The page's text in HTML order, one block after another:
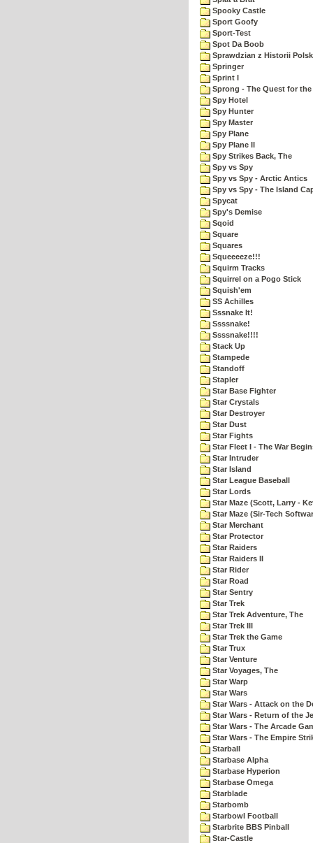
Spooky Castle
Sport Goofy
Sport-Test
Spot Da Boob
Sprawdzian z Historii
Springer
Sprint I
Sprong - The Quest for
Spy Hotel
Spy Hunter
Spy Master
Spy Plane
Spy Plane II
Spy Strikes Back, The
Spy vs Spy
Spy vs Spy - Arctic Antics
Spy vs Spy - The Island
Spycat
Spy's Demise
Sqoid
Square
Squares
Squeeeeze!!!
Squirm Tracks
Squirrel on a Pogo Stick
Squish'em
SS Achilles
Sssnake It!
Ssssnake!
Ssssnake!!!!
Stack Up
Stampede
Standoff
Stapler
Star Base Fighter
Star Crystals
Star Destroyer
Star Dust
Star Fights
Star Fleet I - The War
Star Intruder
Star Island
Star League Baseball
Star Lords
Star Maze (Scott, Larry -
Star Maze (Sir-Tech
Star Merchant
Star Protector
Star Raiders
Star Raiders II
Star Rider
Star Road
Star Sentry
Star Trek
Star Trek Adventure, The
Star Trek III
Star Trek the Game
Star Trux
Star Venture
Star Voyages, The
Star Warp
Star Wars
Star Wars - Attack on the
Star Wars - Return of the
Star Wars - The Arcade
Star Wars - The Empire
Starball
Starbase Alpha
Starbase Hyperion
Starbase Omega
Starblade
Starbomb
Starbowl Football
Starbrite BBS Pinball
Star-Castle